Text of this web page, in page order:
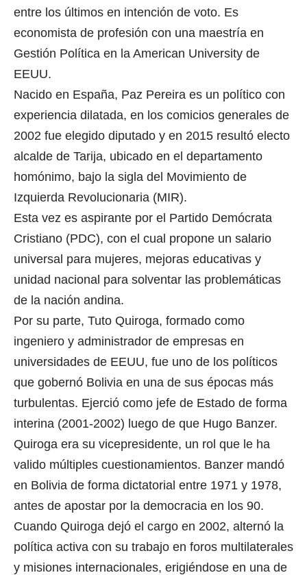
entre los últimos en intención de voto. Es
economista de profesión con una maestría en
Gestión Política en la American University de
EEUU.
Nacido en España, Paz Pereira es un político con
experiencia dilatada, en los comicios generales de
2002 fue elegido diputado y en 2015 resultó electo
alcalde de Tarija, ubicado en el departamento
homónimo, bajo la sigla del Movimiento de
Izquierda Revolucionaria (MIR).
Esta vez es aspirante por el Partido Demócrata
Cristiano (PDC), con el cual propone un salario
universal para mujeres, mejoras educativas y
unidad nacional para solventar las problemáticas
de la nación andina.
Por su parte, Tuto Quiroga, formado como
ingeniero y administrador de empresas en
universidades de EEUU, fue uno de los políticos
que gobernó Bolivia en una de sus épocas más
turbulentas. Ejerció como jefe de Estado de forma
interina (2001-2002) luego de que Hugo Banzer.
Quiroga era su vicepresidente, un rol que le ha
valido múltiples cuestionamientos. Banzer mandó
en Bolivia de forma dictatorial entre 1971 y 1978,
antes de apostar por la democracia en los 90.
Cuando Quiroga dejó el cargo en 2002, alternó la
política activa con su trabajo en foros multilaterales
y misiones internacionales, erigiéndose en una de